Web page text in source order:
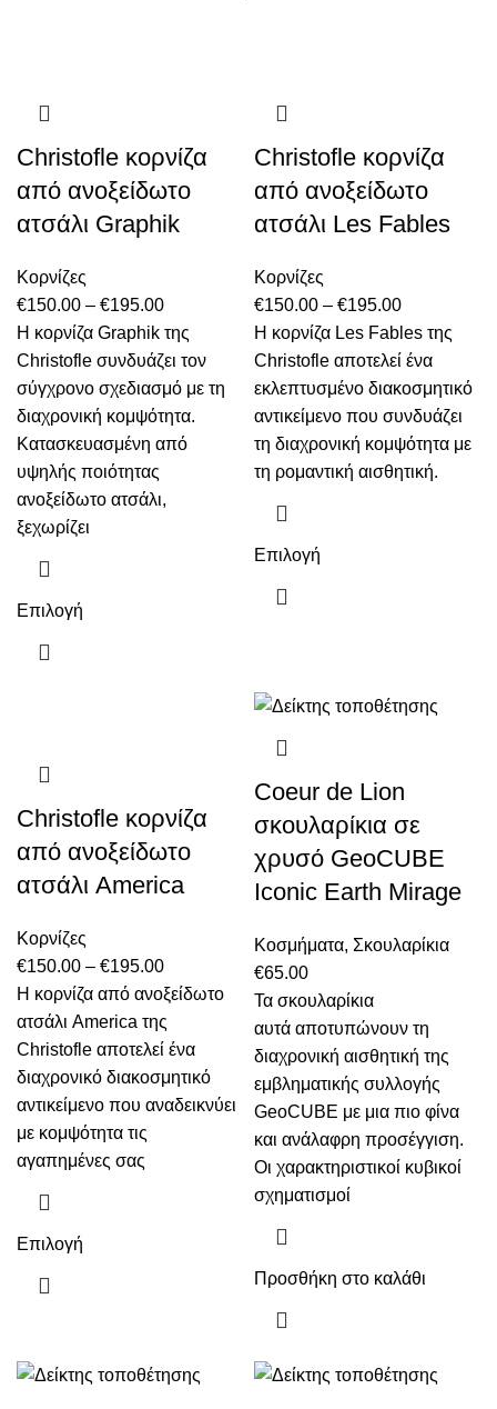
Christofle κορνίζα
από ανοξείδωτο
ατσάλι Graphik
Κορνίζες
€150.00 – €195.00Price
range:
€150.00
through
€195.00
Η κορνίζα Graphik της
Christofle συνδυάζει τον
σύγχρονο σχεδιασμό με τη
διαχρονική κομψότητα.
Κατασκευασμένη από
υψηλής ποιότητας
ανοξείδωτο ατσάλι,
ξεχωρίζει
Επιλογή
μπορούν
να
επιλεγούν
σελίδα
του
προϊόντος
Christofle κορνίζα
από ανοξείδωτο
ατσάλι Les Fables
Κορνίζες
€150.00 – €195.00Price
range:
€150.00
through
€195.00
Η κορνίζα Les Fables της
Christofle αποτελεί ένα
εκλεπτυσμένο διακοσμητικό
αντικείμενο που συνδυάζει
τη διαχρονική κομψότητα με
τη ρομαντική αισθητική.
Επιλογή
Οι
να
επιλεγούν
στη
σελίδα
προϊόντος
Christofle κορνίζα
από ανοξείδωτο
ατσάλι America
Κορνίζες
€150.00 – €195.00Price
range:
€150.00
through
€195.00
Η κορνίζα από ανοξείδωτο
ατσάλι America της
Christofle αποτελεί ένα
διαχρονικό διακοσμητικό
αντικείμενο που αναδεικνύει
με κομψότητα τις
αγαπημένες σας
Επιλογή
παραλλαγές.
Coeur de Lion
σκουλαρίκια σε
χρυσό GeoCUBE
Iconic Earth Mirage
Κοσμήματα, Σκουλαρίκια
€65.00
Τα σκουλαρίκια
αυτά αποτυπώνουν τη
διαχρονική αισθητική της
εμβληματικής συλλογής
GeoCUBE με μια πιο φίνα
και ανάλαφρη προσέγγιση.
Οι χαρακτηριστικοί κυβικοί
σχηματισμοί
Προσθήκη στο καλάθι